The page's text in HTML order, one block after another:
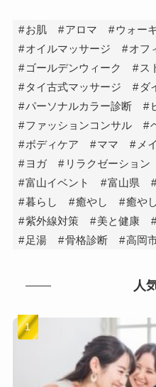
お肌 アロマ ウォー
オイルマッサージ
オフ
ゴールデンウィーク
ス
タイ古式マッサージ
ダ
パーソナルカラー診断
ファッションコンサル
ボディケア
ママ メ
ヨガ
リラクゼーション
富山イベント
富山県
暮らし
癒やし 癒や
紫外線対策
美と健康
足湯
骨格診断 高岡
人